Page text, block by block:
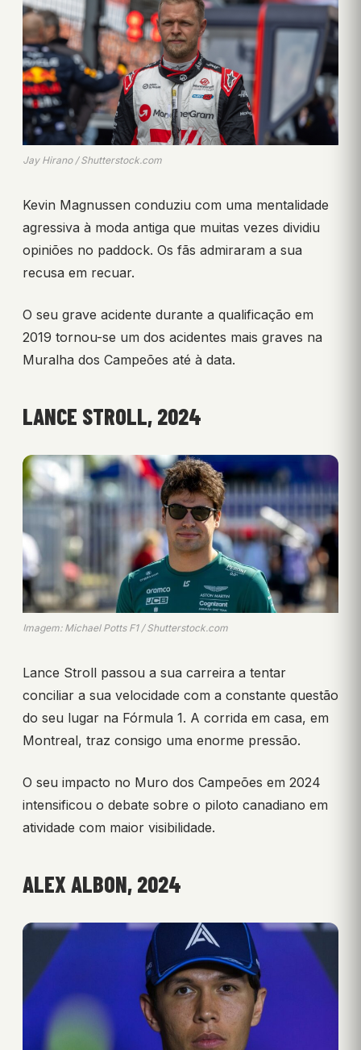
Jay Hirano / Shutterstock.com
Kevin Magnussen conduziu com uma mentalidade
agressiva à moda antiga que muitas vezes dividiu
opiniões no paddock. Os fãs admiraram a sua
recusa em recuar.
O seu grave acidente durante a qualificação em
2019 tornou-se um dos acidentes mais graves na
Muralha dos Campeões até à data.
LANCE STROLL, 2024
Imagem: Michael Potts F1 / Shutterstock.com
Lance Stroll passou a sua carreira a tentar
conciliar a sua velocidade com a constante questão
do seu lugar na Fórmula 1. A corrida em casa, em
Montreal, traz consigo uma enorme pressão.
O seu impacto no Muro dos Campeões em 2024
intensificou o debate sobre o piloto canadiano em
atividade com maior visibilidade.
ALEX ALBON, 2024